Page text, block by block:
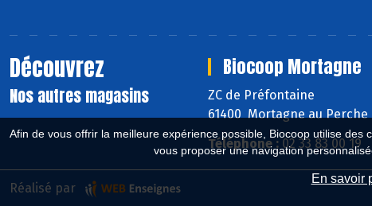
Afin de vous offrir la meilleure expérience possible, Biocoop utilise
vous proposer une navigation
En savoir
Découvrez
Nos autres magasins
Biocoop Mortagne
ZC de Préfontaine
61400 Mortagne au Perche
Téléphone : 02 33 83 00 19
Réalisé par